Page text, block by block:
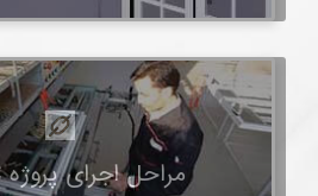
مراحل اجرای پروژه UPVC